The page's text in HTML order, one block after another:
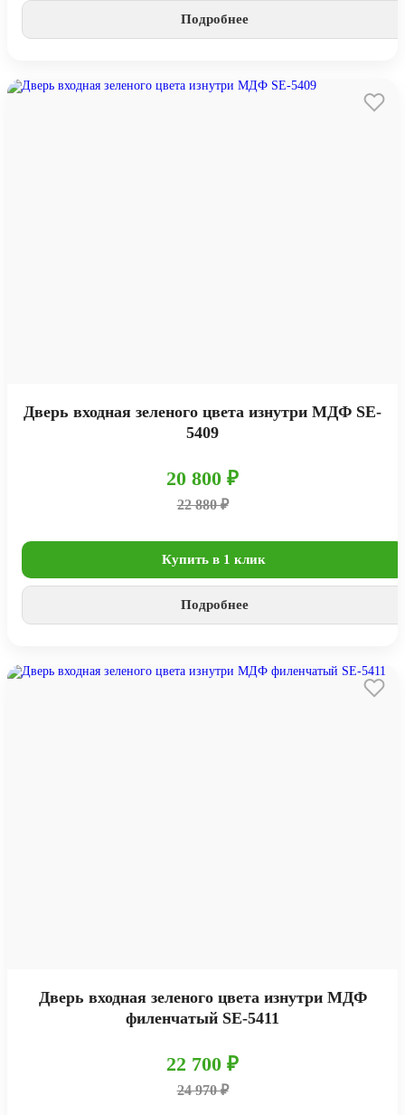
Подробнее
Дверь входная зеленого цвета изнутри МДФ SE-
5409
20 800 ₽
22 880 ₽
Купить в 1 клик
Подробнее
Дверь входная зеленого цвета изнутри МДФ
филенчатый SE-5411
22 700 ₽
24 970 ₽